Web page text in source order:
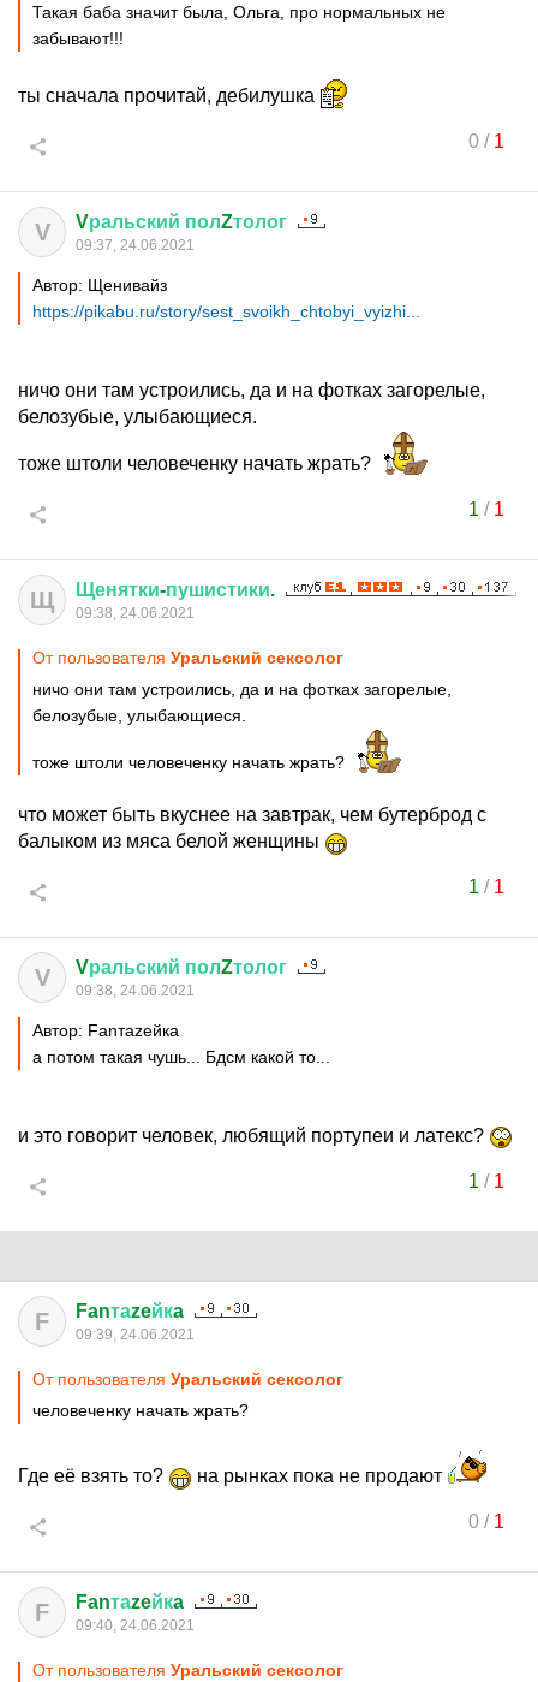
Такая баба значит была, Ольга, про нормальных не
забывают!!!
ты сначала прочитай, дебилушка
0/ 1
V Vральский полZтолог
09:37, 24.06.2021
Автор: Щенивайз
https://pikabu.ru/story/sest_svoikh_chtobyi_vyizhi...
ничо они там устроились, да и на фотках загорелые,
белозубые, улыбающиеся.
тоже штоли человеченку начать жрать?
1 / 1
Щ Щенятки-пушистики.
09:38, 24.06.2021
От пользователя Уральский сексолог
ничо они там устроились, да и на фотках загорелые,
белозубые, улыбающиеся.
тоже штоли человеченку начать жрать?
что может быть вкуснее на завтрак, чем бутерброд с
балыком из мяса белой женщины
1 / 1
V Vральский полZтолог
09:38, 24.06.2021
Автор: Fanтаzeйкa
а потом такая чушь... Бдсм какой то...
и это говорит человек, любящий портупеи и латекс?
1 / 1
F Fanтаzeйкa
09:39, 24.06.2021
От пользователя Уральский сексолог
человеченку начать жрать?
Где её взять то? на рынках пока не продают
0/ 1
F Fanтаzeйкa
09:40, 24.06.2021
От пользователя Уральский сексолог